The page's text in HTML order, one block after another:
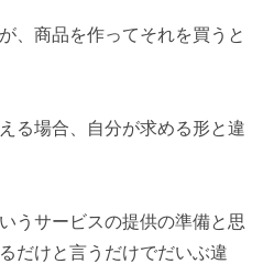
、商品を作ってそれを買うと
る場合、自分が求める形と違
うサービスの提供の準備と思
だけと言うだけでだいぶ違